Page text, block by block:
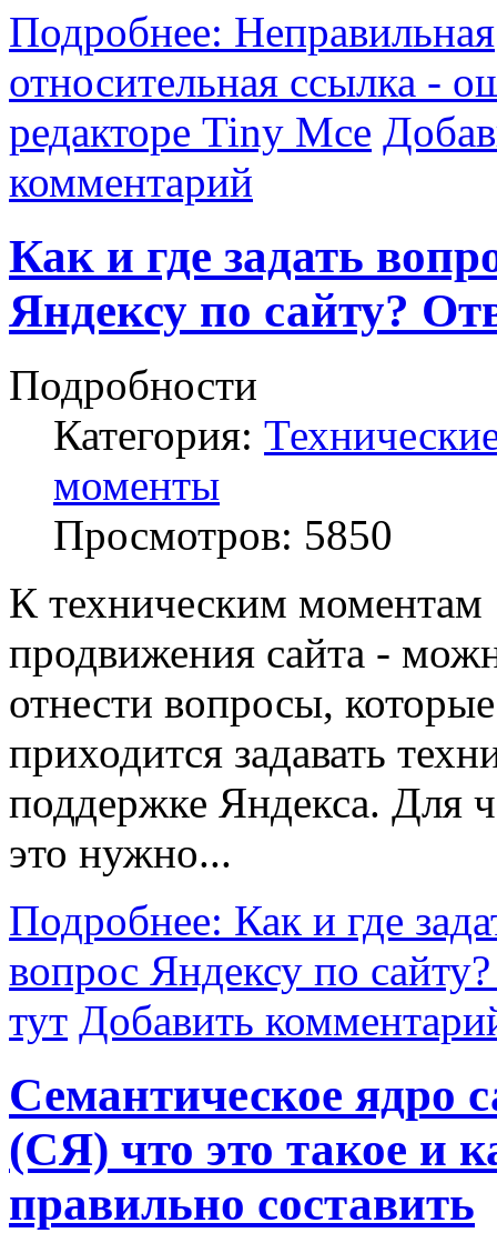
Подробнее: Неправильная
относительная ссылка -
редакторе Tiny Mce
комментарий
Как и где задать
Яндексу по сайту?
Подробности
Категория:
моменты
Просмотров: 5850
К техническим моментам
продвижения сайта -
отнести вопросы, которые
приходится задавать
поддержке Яндекса. Для
это нужно...
Подробнее: Как и где
вопрос Яндексу по
тут Добавить
Семантическое ядро
(СЯ) что это такое и
правильно составить